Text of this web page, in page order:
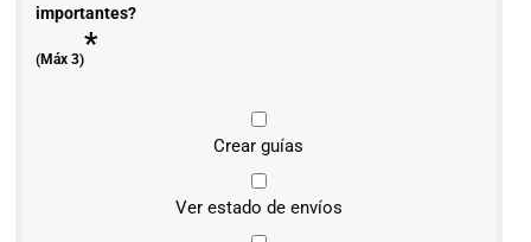
importantes?
(Máx 3)*
Crear guías
Ver estado de envíos